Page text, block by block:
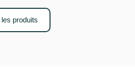
produits